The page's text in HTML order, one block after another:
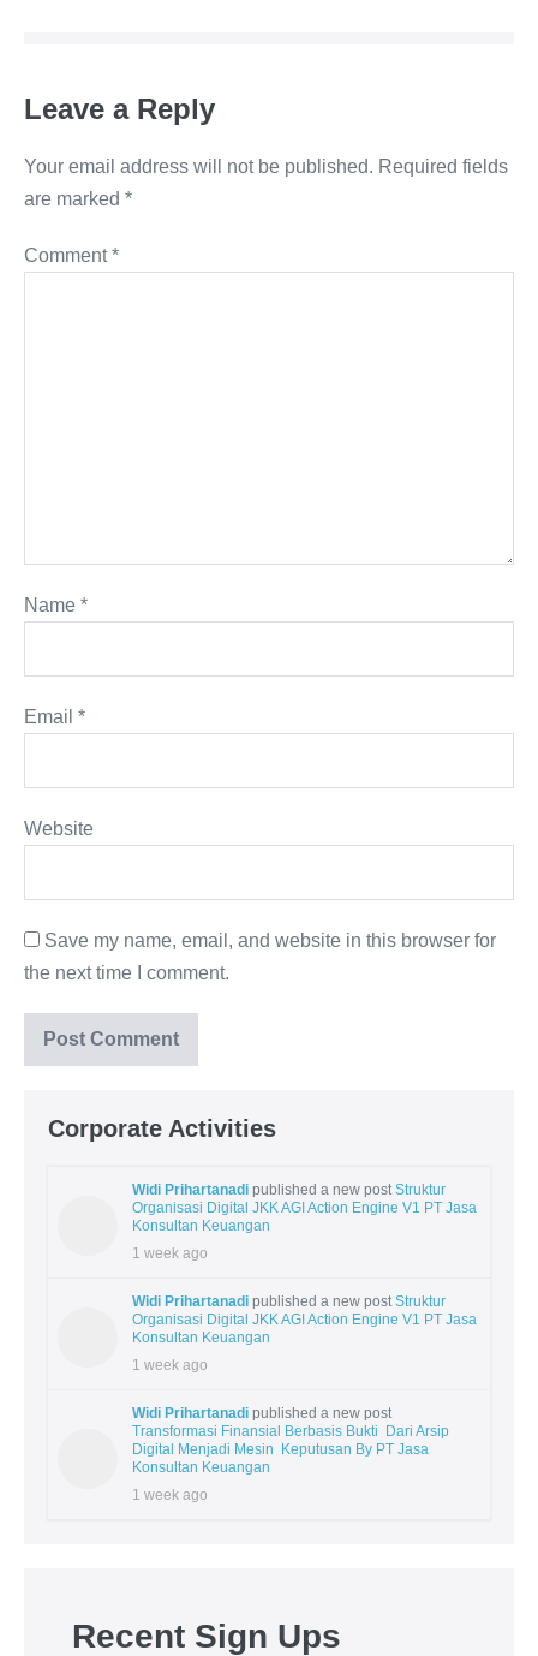
Leave a Reply
Your email address will not be published. Required fields
are marked *
Comment*
Name *
Email *
Website
Save my name, email, and website in this browser for
the next time I comment.
Corporate Activities
Widi Prihartanadi published a new postStruktur
Organisasi Digital JKK AGI Action Engine V1 PT Jasa
Konsultan Keuangan
1 week ago
Widi Prihartanadi published a new postStruktur
Organisasi Digital JKK AGI Action Engine V1 PT Jasa
Konsultan Keuangan
1 week ago
Widi Prihartanadi published a new post
Transformasi Finansial Berbasis Bukti Dari Arsip
Digital Menjadi Mesin Keputusan By PT Jasa
Konsultan Keuangan
1 week ago
Recent Sign Ups